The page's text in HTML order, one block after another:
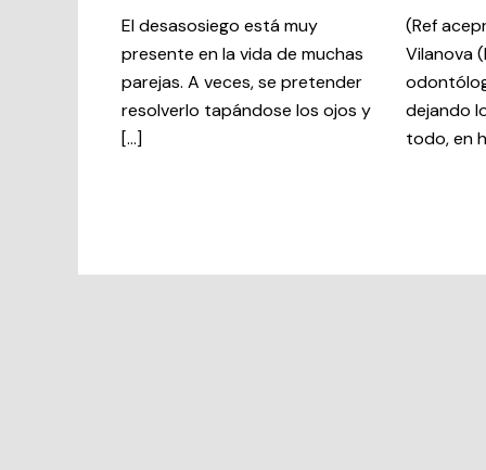
El desasosiego está muy
presente en la vida de muchas
parejas. A veces, se pretender
resolverlo tapándose los ojos y
[…]
(Ref
Vilanova
dejando
todo, en